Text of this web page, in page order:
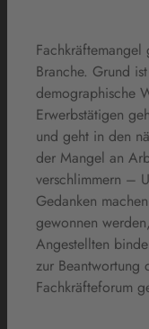
Branche. Grund
demographische
Erwerbstätigen
und geht in den
der Mangel an
verschlimmern –
Gedanken
gewonnen
Angestellten
zur Beantwortung
Fachkräfteforum